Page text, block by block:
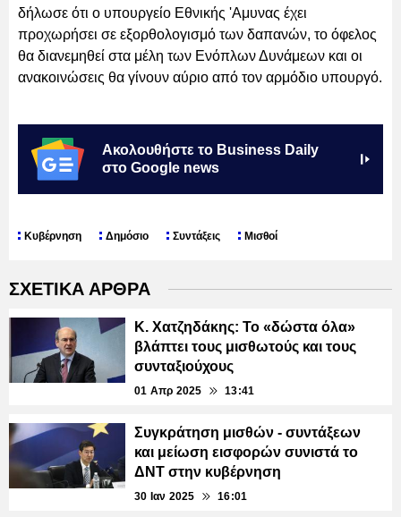
δήλωσε ότι ο υπουργείο Εθνικής 'Αμυνας έχει
προχωρήσει σε εξορθολογισμό των δαπανών, το όφελος
θα διανεμηθεί στα μέλη των Ενόπλων Δυνάμεων και οι
ανακοινώσεις θα γίνουν αύριο από τον αρμόδιο υπουργό.
Ακολουθήστε το Business Daily
στο Google news
Κυβέρνηση Δημόσιο Συντάξεις Μισθοί
ΣΧΕΤΙΚΑ ΑΡΘΡΑ
Κ. Χατζηδάκης: Το «δώστα όλα»
βλάπτει τους μισθωτούς και τους
συνταξιούχους
01 Απρ 2025 13:41
Συγκράτηση μισθών - συντάξεων
και μείωση εισφορών συνιστά το
ΔΝΤ στην κυβέρνηση
30 Ιαν 2025 16:01